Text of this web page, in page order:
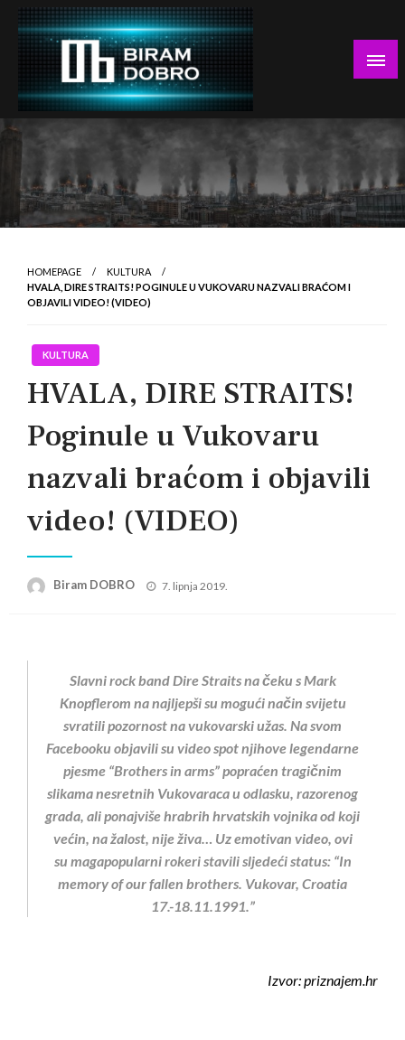
Skip
content
Biram DOBRO
… jer BUDUĆNOST nema drugo IME!
HOMEPAGE
KULTURA
HVALA, DIRE STRAITS! POGINULE U VUKOVARU NAZVALI BRAĆOM I
OBJAVILI VIDEO! (VIDEO)
KULTURA
HVALA, DIRE STRAITS!
Poginule u Vukovaru
nazvali braćom i objavili
video! (VIDEO)
Biram DOBRO
Posted
7. lipnja 2019.
Slavni rock band Dire Straits na čeku s Mark
Knopflerom na najljepši su mogući način svijetu
svratili pozornost na vukovarski užas. Na svom
Facebooku objavili su video spot njihove legendarne
pjesme “Brothers in arms” popraćen tragičnim
slikama nesretnih Vukovaraca u odlasku, razorenog
grada, ali ponajviše hrabrih hrvatskih vojnika od koji
većin, na žalost, nije živa… Uz emotivan video, ovi
su magapopularni rokeri stavili sljedeći status: “In
memory of our fallen brothers. Vukovar, Croatia
17.-18.11.1991.”
Izvor: priznajem.hr